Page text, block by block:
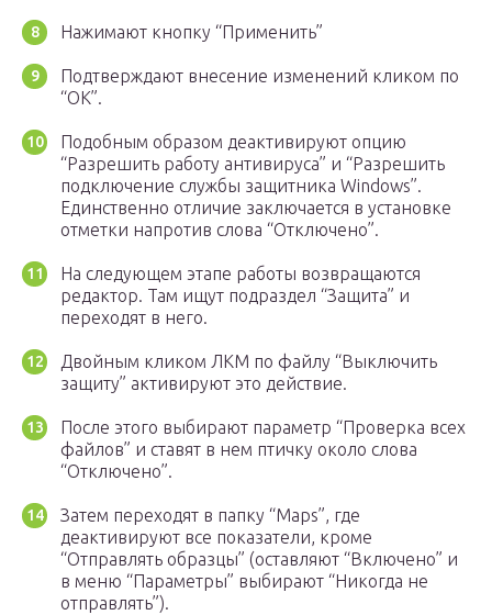
Нажимают кнопку “Применить”
Подтверждают внесение изменений кликом по
“OK”.
Подобным образом деактивируют опцию
“Разрешить работу антивируса” и “Разрешить
подключение службы защитника Windows”.
Единственно отличие заключается в установке
отметки напротив слова “Отключено”.
На следующем этапе работы возвращаются
редактор. Там ищут подраздел “Защита” и
переходят в него.
Двойным кликом ЛКМ по файлу “Выключить
защиту” активируют это действие.
После этого выбирают параметр “Проверка всех
файлов” и ставят в нем птичку около слова
“Отключено”.
Затем переходят в папку “Maps”, где
деактивируют все показатели, кроме
“Отправлять образцы” (оставляют “Включено” и
в меню “Параметры” выбирают “Никогда не
отправлять”).